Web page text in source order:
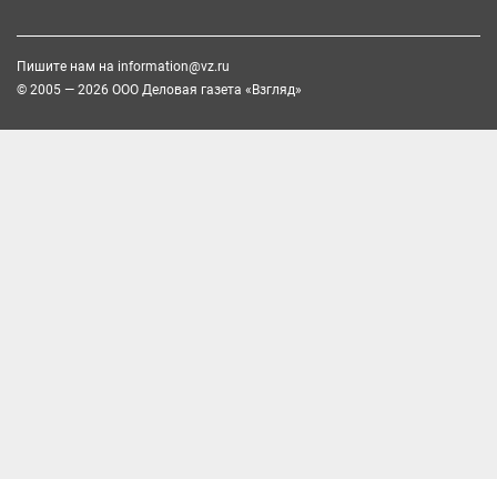
Пишите нам на information@vz.ru
© 2005 — 2026 ООО Деловая газета «Взгляд»